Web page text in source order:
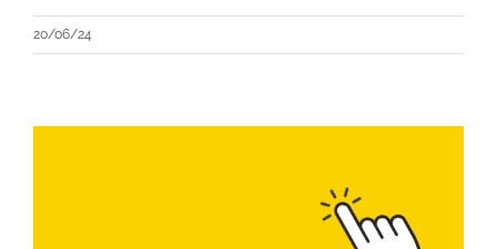
20/06/24